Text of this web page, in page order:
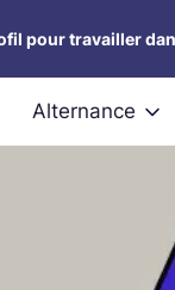
pour travailler
Alternance